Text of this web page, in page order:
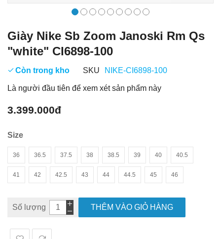
Giày Nike Sb Zoom Janoski Rm Qs
"white" CI6898-100
Còn trong kho SKU NIKE-CI6898-100
Là người đầu tiên để xem xét sản phẩm này
3.399.000đ
Size
36 36.5 37.5 38 38.5 39 40 40.5
41 42 42.5 43 44 44.5 45 46
Số lượng THÊM VÀO GIỎ HÀNG